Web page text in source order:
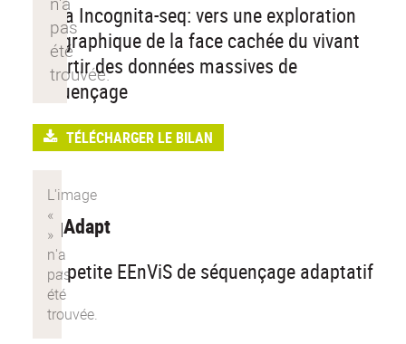
Terra Incognita-seq: vers une exploration
géographique de la face cachée du vivant
à partir des données massives de
séquençage
TÉLÉCHARGER LE BILAN
SeqAdapt
Une petite EEnViS de séquençage adaptatif